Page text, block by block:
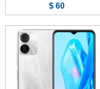
60 $
الشاشة: 6.6 بوصة - IPS LCD
الذاكرة الداخلية:
الرام: 3 جيجابت
الكاميرا:8 + 0.3 ميجابكسل